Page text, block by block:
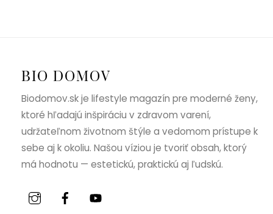
BIO DOMOV
Biodomov.sk je lifestyle magazín pre moderné ženy,
ktoré hľadajú inšpiráciu v zdravom varení,
udržateľnom životnom štýle a vedomom prístupe k
sebe aj k okoliu. Našou víziou je tvoriť obsah, ktorý
má hodnotu — estetickú, praktickú aj ľudskú.